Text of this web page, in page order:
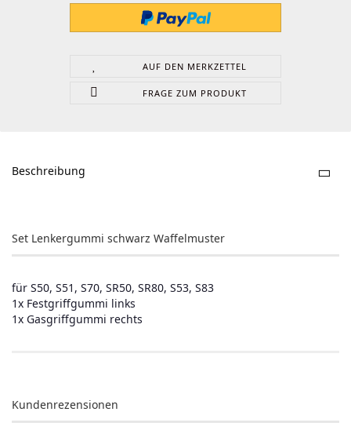
AUF DEN MERKZETTEL
FRAGE ZUM PRODUKT
Beschreibung
Set Lenkergummi schwarz Waffelmuster
für S50, S51, S70, SR50, SR80, S53, S83
1x Festgriffgummi links
1x Gasgriffgummi rechts
Kundenrezensionen